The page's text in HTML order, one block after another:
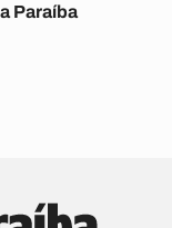
Paraíba